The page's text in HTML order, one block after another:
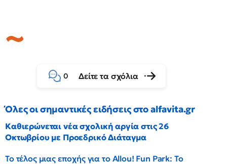
0 Δείτε τα σχόλια
Όλες οι σημαντικές ειδήσεις στο alfavita.gr
Καθιερώνεται νέα σχολική αργία στις 26
Οκτωβρίου με Προεδρικό Διάταγμα
Το τέλος μιας εποχής για το Allou! Fun Park: Το